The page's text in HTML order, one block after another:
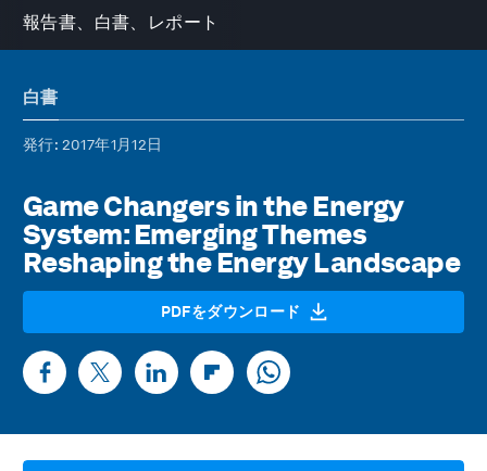
報告書、白書、レポート
白書
発行: 2017年1月12日
Game Changers in the Energy
System: Emerging Themes
Reshaping the Energy Landscape
PDFをダウンロード